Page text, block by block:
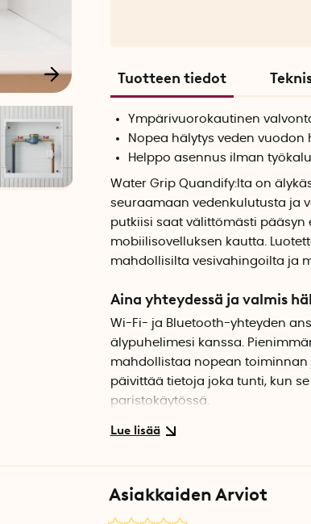
Tuotteen tiedot
Ympärivuorokautinen
Nopea hälytys veden vuodon
Helppo asennus ilman
Water Grip Quandify:lta on
seuraamaan vedenkulutusta ja
putkiisi saat välittömästi pääsyn
mobiilisovelluksen kautta.
mahdollisilta vesivahingoilta ja
Aina yhteydessä ja valmis
Wi-Fi- ja Bluetooth-yhteyden
älypuhelimesi kanssa.
mahdollistaa nopean toiminnan
päivittää tietoja joka tunti, kun
paristokäytössä.
Saat tietoja
vähentämään veden
tunnistaa epätavallisia
Asiakkaiden Arviot